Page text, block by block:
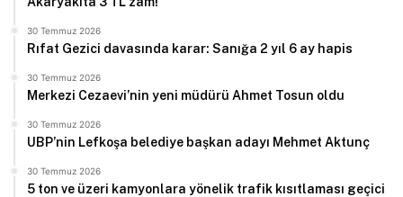
30 Temmuz 2026
Rıfat Gezici davasında karar: Sanığa 2 yıl 6 ay hapis
30 Temmuz 2026
Merkezi Cezaevi’nin yeni müdürü Ahmet Tosun oldu
30 Temmuz 2026
UBP’nin Lefkoşa belediye başkan adayı Mehmet Aktunç
30 Temmuz 2026
5 ton ve üzeri kamyonlara yönelik trafik kısıtlaması geçici